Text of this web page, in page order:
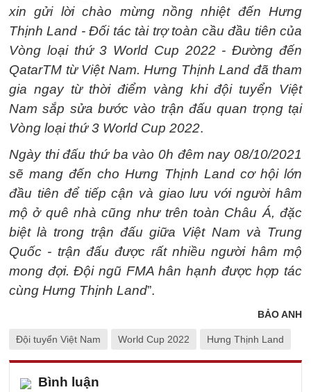
xin gửi lời chào mừng nồng nhiệt đến Hưng
Thịnh Land - Đối tác tài trợ toàn cầu đầu tiên của
Vòng loại thứ 3 World Cup 2022 - Đường đến
QatarTM từ Việt Nam. Hưng Thịnh Land đã tham
gia ngay từ thời điểm vàng khi đội tuyển Việt
Nam sắp sửa bước vào trận đấu quan trọng tại
Vòng loại thứ 3 World Cup 2022.
Ngày thi đấu thứ ba vào 0h đêm nay 08/10/2021
sẽ mang đến cho Hưng Thịnh Land cơ hội lớn
đầu tiên để tiếp cận và giao lưu với người hâm
mộ ở quê nhà cũng như trên toàn Châu Á, đặc
biệt là trong trận đấu giữa Việt Nam và Trung
Quốc - trận đấu được rất nhiều người hâm mộ
mong đợi. Đội ngũ FMA hân hạnh được hợp tác
cùng Hưng Thịnh Land”.
BẢO ANH
Đội tuyển Việt Nam World Cup 2022 Hưng Thịnh Land
Bình luận